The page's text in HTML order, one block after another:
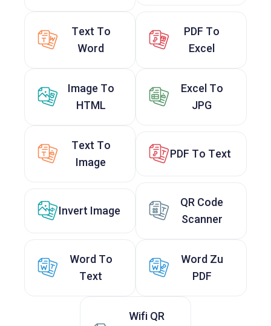
Text To
Word
PDF To
Excel
Image To
HTML
Excel To
JPG
Text To
Image
PDF To Text
Invert Image
QR Code
Scanner
Word To
Text
Word Zu
PDF
Wifi QR